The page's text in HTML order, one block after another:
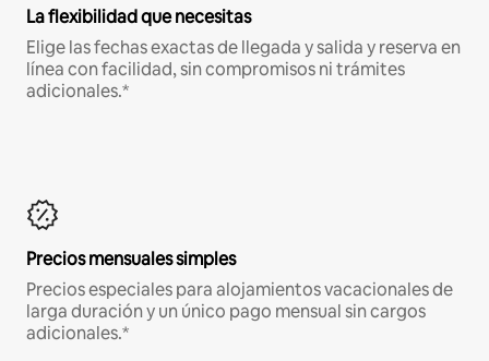
La flexibilidad que necesitas
Elige las fechas exactas de llegada y salida y reserva en
línea con facilidad, sin compromisos ni trámites
adicionales.*
Precios mensuales simples
Precios especiales para alojamientos vacacionales de
larga duración y un único pago mensual sin cargos
adicionales.*